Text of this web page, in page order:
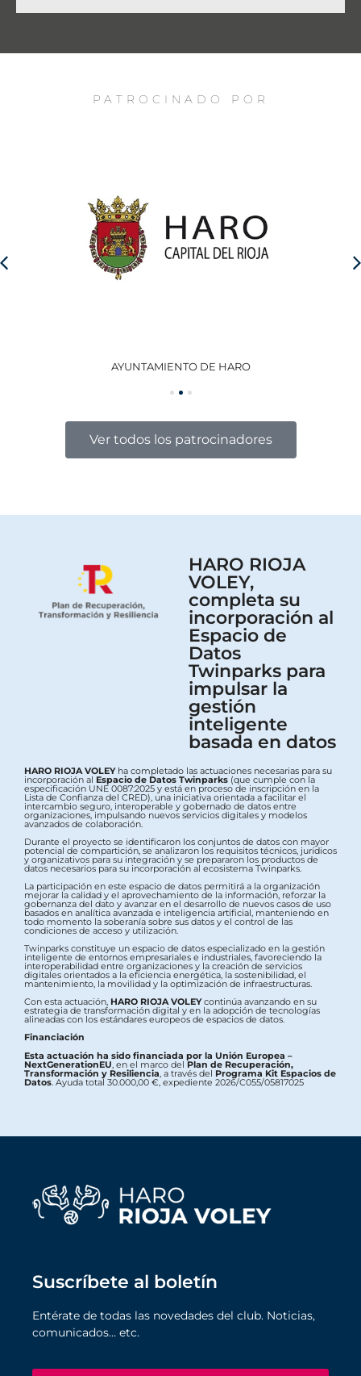
PATROCINADO POR
AYUNTAMIENTO DE HARO
Ver todos los patrocinadores
HARO RIOJA
VOLEY,
completa su
incorporación al
Espacio de
Datos
Twinparks para
impulsar la
gestión
inteligente
basada en datos
HARO RIOJA VOLEYha completado las actuaciones necesarias para su
incorporación al Espacio de Datos Twinparks (que cumple con la
especificación UNE 0087:2025 y está en proceso de inscripción en la
Lista de Confianza del CRED), una iniciativa orientada a facilitar el
intercambio seguro, interoperable y gobernado de datos entre
organizaciones, impulsando nuevos servicios digitales y modelos
avanzados de colaboración.
Durante el proyecto se identificaron los conjuntos de datos con mayor
potencial de compartición, se analizaron los requisitos técnicos, jurídicos
y organizativos para su integración y se prepararon los productos de
datos necesarios para su incorporación al ecosistema Twinparks.
La participación en este espacio de datos permitirá a la organización
mejorar la calidad y el aprovechamiento de la información, reforzar la
gobernanza del dato y avanzar en el desarrollo de nuevos casos de uso
basados en analítica avanzada e inteligencia artificial, manteniendo en
todo momento la soberanía sobre sus datos y el control de las
condiciones de acceso y utilización.
Twinparks constituye un espacio de datos especializado en la gestión
inteligente de entornos empresariales e industriales, favoreciendo la
interoperabilidad entre organizaciones y la creación de servicios
digitales orientados a la eficiencia energética, la sostenibilidad, el
mantenimiento, la movilidad y la optimización de infraestructuras.
Con esta actuación, HARO RIOJA VOLEYcontinúa avanzando en su
estrategia de transformación digital y en la adopción de tecnologías
alineadas con los estándares europeos de espacios de datos.
Financiación
Esta actuación ha sido financiada por la Unión Europea –
NextGenerationEU , en el marco delPlan de Recuperación,
Transformación y Resiliencia , a través del Programa Kit Espacios de
Datos . Ayuda total 30.000,00 €, expediente 2026/C055/05817025
Suscríbete al boletín
Entérate de todas las novedades del club. Noticias,
comunicados… etc.